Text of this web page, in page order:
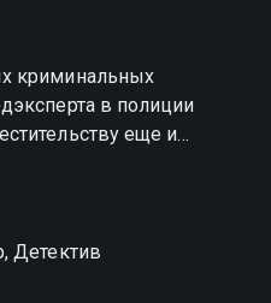
криминальных
в полиции
еще и
сериала Декстер® вы
в хорошем HD
Детектив